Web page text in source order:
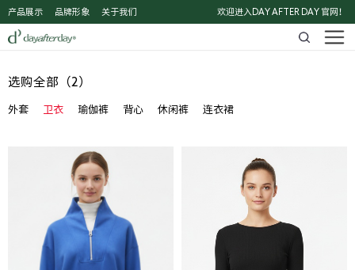
产品展示 品牌形象 关于我们 欢迎进入DAY AFTER DAY 官网！
选购全部（2）
外套 卫衣 瑜伽裤 背心 休闲裤 连衣裙